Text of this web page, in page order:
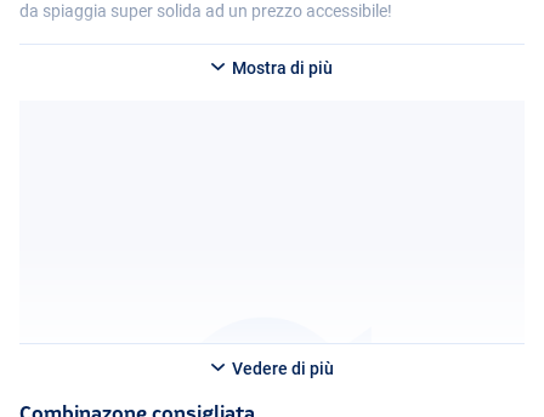
da spiaggia super solida ad un prezzo accessibile!
Mostra di più
Vedere di più